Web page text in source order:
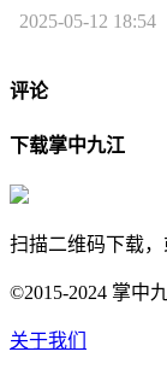
2025-05-12 18:54
评论
下载掌中九江
扫描二维码下载
©2015-2024 掌中
关于我们